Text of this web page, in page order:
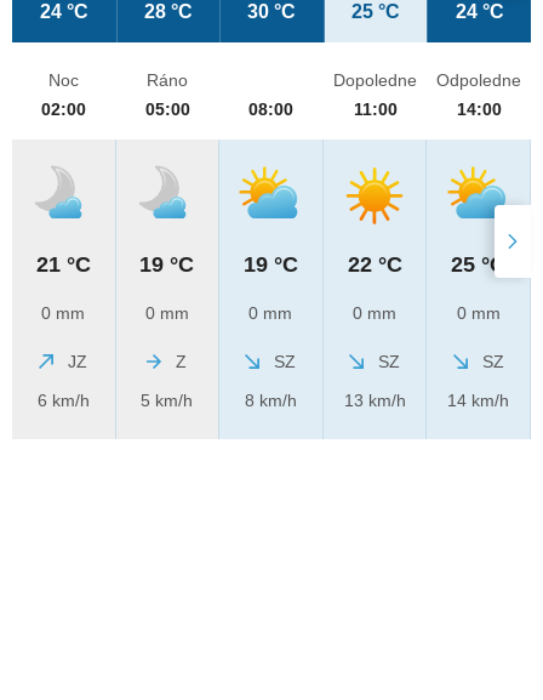
24 °C 28 °C 30 °C 25 °C 24 °C
Noc
02:00
21 °C
0 mm
JZ
6 km/h
Ráno
05:00
19 °C
0 mm
Z
5 km/h
08:00
19 °C
0 mm
SZ
8 km/h
Dopoledne
11:00
22 °C
0 mm
SZ
13 km/h
Odpoledne
14:00
25 °C
0 mm
SZ
14 km/h